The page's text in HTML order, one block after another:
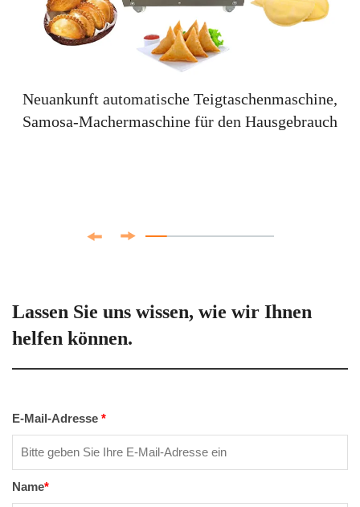
Neuankunft automatische Teigtaschenmaschine,
Samosa-Machermaschine für den Hausgebrauch
Lassen Sie uns wissen, wie wir Ihnen
helfen können.
E-Mail-Adresse *
Name*